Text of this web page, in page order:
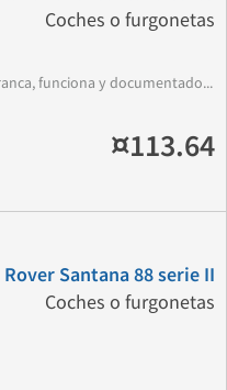
Coches o furgonetas
funciona y documentado...
¤113.64
Rover Santana 88 serie II
Coches o furgonetas